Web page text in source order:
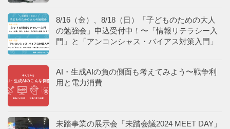
8/16（金）、8/18（日）「子どものための大人
の勉強会」申込受付中！〜「情報リテラシー入
門」と「アンコンシャス・バイアス対策入門」
AI・生成AIの負の側面も考えてみよう〜戦争利
用と電力消費
未踏事業の展示会「未踏会議2024 MEET DAY」